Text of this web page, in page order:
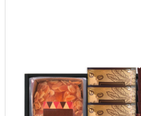
引菓子
引出物ギフト